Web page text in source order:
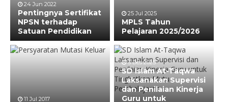
24 Jun 2022
Pentingnya Sertifikat
NPSN terhadap
Satuan Pendidikan
25 Jul 2025
MPLS Tahun
Pelajaran 2025/2026
11 Jul 2017
3 Des 2025
SD Islam At-Taqwa
Laksanakan Supervisi
dan Penilaian Kinerja
Guru untuk